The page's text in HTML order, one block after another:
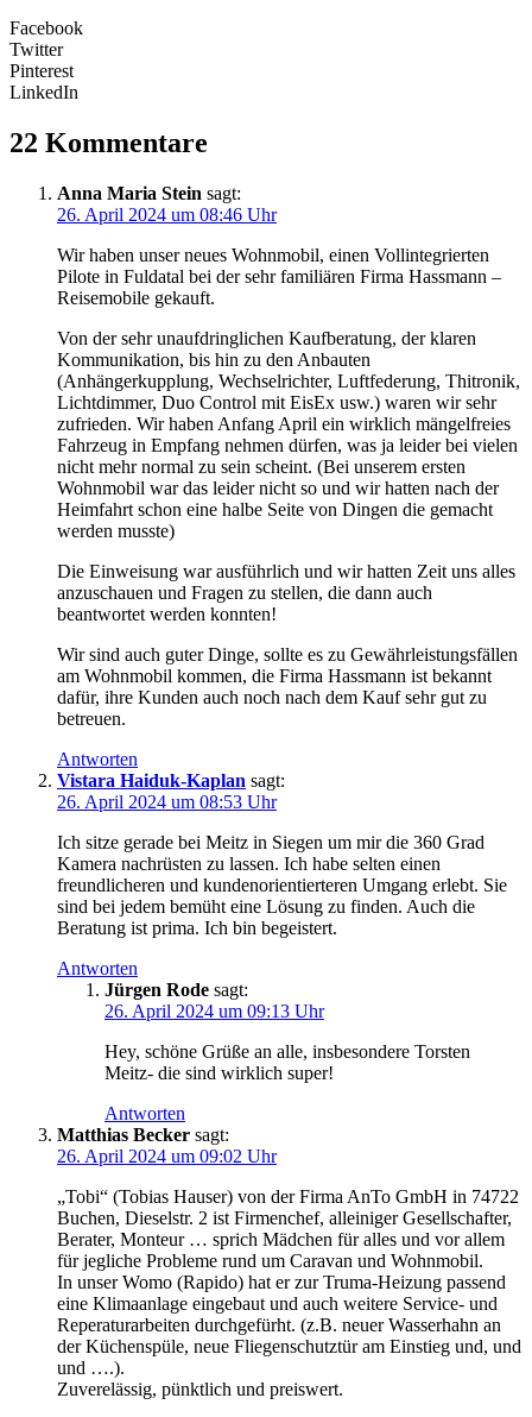
Facebook
Twitter
Pinterest
LinkedIn
22 Kommentare
Anna Maria Stein sagt:
26. April 2024 um 08:46 Uhr
Wir haben unser neues Wohnmobil, einen Vollintegrierten
Pilote in Fuldatal bei der sehr familiären Firma Hassmann –
Reisemobile gekauft.
Von der sehr unaufdringlichen Kaufberatung, der klaren
Kommunikation, bis hin zu den Anbauten
(Anhängerkupplung, Wechselrichter, Luftfederung, Thitronik,
Lichtdimmer, Duo Control mit EisEx usw.) waren wir sehr
zufrieden. Wir haben Anfang April ein wirklich mängelfreies
Fahrzeug in Empfang nehmen dürfen, was ja leider bei vielen
nicht mehr normal zu sein scheint. (Bei unserem ersten
Wohnmobil war das leider nicht so und wir hatten nach der
Heimfahrt schon eine halbe Seite von Dingen die gemacht
werden musste)
Die Einweisung war ausführlich und wir hatten Zeit uns alles
anzuschauen und Fragen zu stellen, die dann auch
beantwortet werden konnten!
Wir sind auch guter Dinge, sollte es zu Gewährleistungsfällen
am Wohnmobil kommen, die Firma Hassmann ist bekannt
dafür, ihre Kunden auch noch nach dem Kauf sehr gut zu
betreuen.
Antworten
Vistara Haiduk-Kaplan sagt:
26. April 2024 um 08:53 Uhr
Ich sitze gerade bei Meitz in Siegen um mir die 360 Grad
Kamera nachrüsten zu lassen. Ich habe selten einen
freundlicheren und kundenorientierteren Umgang erlebt. Sie
sind bei jedem bemüht eine Lösung zu finden. Auch die
Beratung ist prima. Ich bin begeistert.
Antworten
Jürgen Rode sagt:
26. April 2024 um 09:13 Uhr
Hey, schöne Grüße an alle, insbesondere Torsten
Meitz- die sind wirklich super!
Antworten
Matthias Becker sagt:
26. April 2024 um 09:02 Uhr
„Tobi“ (Tobias Hauser) von der Firma AnTo GmbH in 74722
Buchen, Dieselstr. 2 ist Firmenchef, alleiniger Gesellschafter,
Berater, Monteur … sprich Mädchen für alles und vor allem
für jegliche Probleme rund um Caravan und Wohnmobil.
In unser Womo (Rapido) hat er zur Truma-Heizung passend
eine Klimaanlage eingebaut und auch weitere Service- und
Reperaturarbeiten durchgefürht. (z.B. neuer Wasserhahn an
der Küchenspüle, neue Fliegenschutztür am Einstieg und, und
und ….).
Zuverelässig, pünktlich und preiswert.